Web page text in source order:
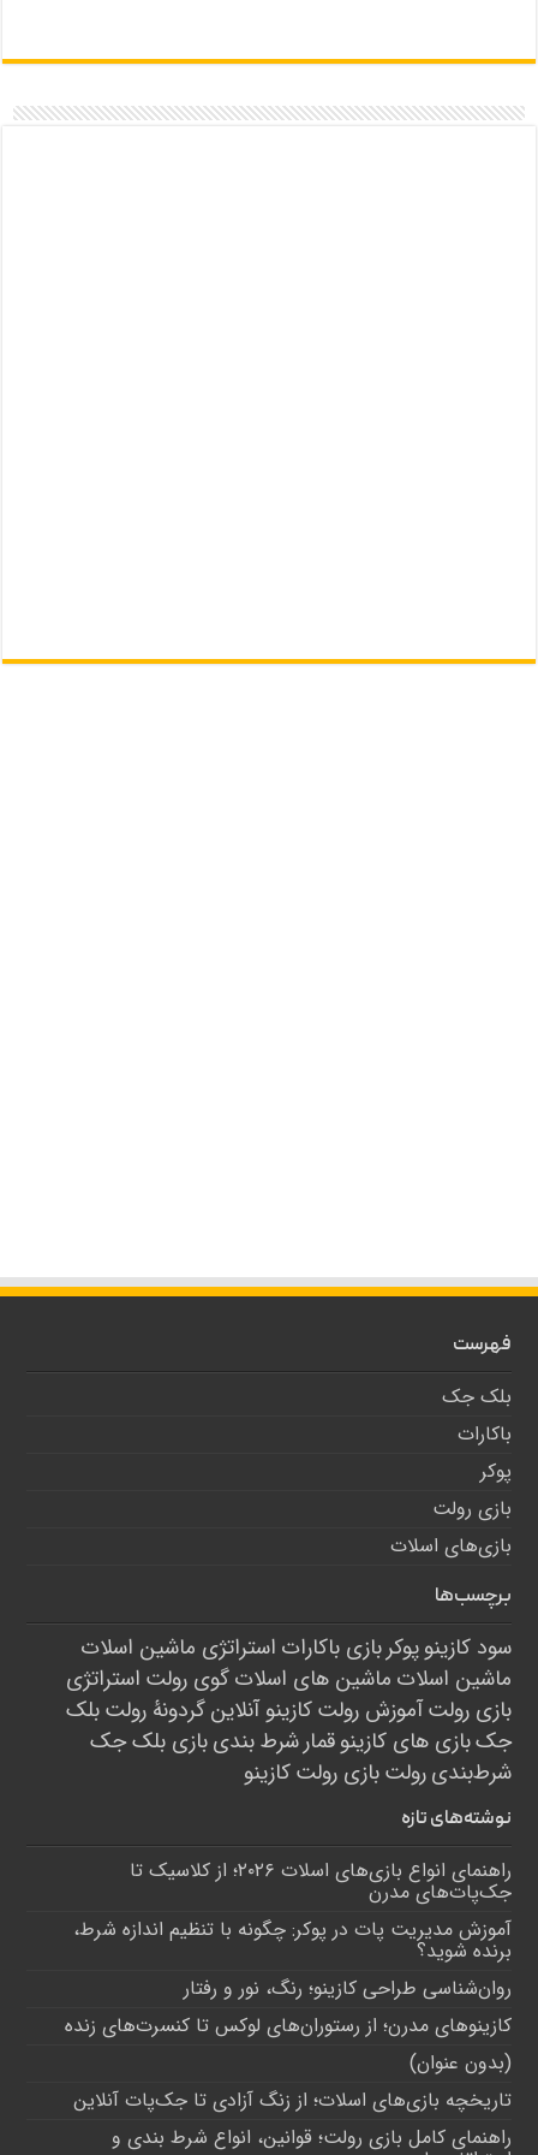
فهرست
بلک جک
باکارات
پوکر
بازی رولت
بازی‌های اسلات
برچسب‌ها
سود کازینوپوکربازی باکارات استراتژی ماشین اسلات
ماشین اسلات ماشین های اسلاتگوی رولت استراتژی
بازی رولتآموزش رولتکازینو آنلاینگردونۀ رولتبلک
جکبازی های کازینوقمارشرط بندیبازی بلک جک
شرط‌بندیرولتبازی رولتکازینو
نوشته‌های تازه
راهنمای انواع بازی‌های اسلات ۲۰۲۶؛ از کلاسیک تا
جک‌پات‌های مدرن
آموزش مدیریت پات در پوکر: چگونه با تنظیم اندازه شرط،
برنده شوید؟
روان‌شناسی طراحی کازینو؛ رنگ، نور و رفتار
کازینوهای مدرن؛ از رستوران‌های لوکس تا کنسرت‌های زنده
(بدون عنوان)
تاریخچه بازی‌های اسلات؛ از زنگ آزادی تا جک‌پات‌ آنلاین
راهنمای کامل بازی رولت؛ قوانین، انواع شرط بندی و